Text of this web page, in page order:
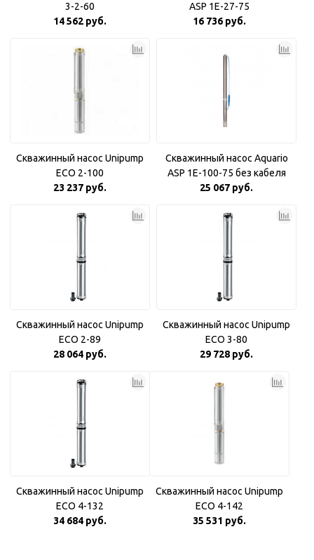
3-2-60
14 562 руб.
ASP 1E-27-75
16 736 руб.
Скважинный насос Unipump
ECO 2-100
23 237 руб.
Скважинный насос Aquario
ASP 1E-100-75 без кабеля
25 067 руб.
Скважинный насос Unipump
ECO 2-89
28 064 руб.
Скважинный насос Unipump
ECO 3-80
29 728 руб.
Скважинный насос Unipump
ECO 4-132
34 684 руб.
Скважинный насос Unipump
ECO 4-142
35 531 руб.